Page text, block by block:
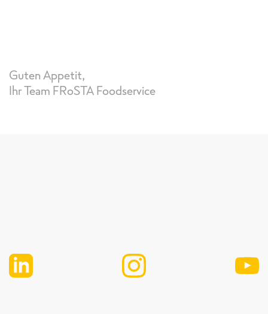
Guten Appetit,
Ihr Team FRoSTA Foodservice